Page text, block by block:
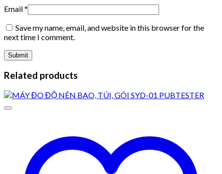
Email*
Save my name, email, and website in this browser for the
next time I comment.
Related products